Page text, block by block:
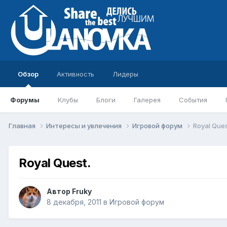
Обзор
Форумы Клубы Блоги Галерея События
Активность Лидеры
Главная Интересы и увлечения Игровой форум Royal
Royal Quest.
Автор Fruky
8 декабря, 2011 в Игровой форум